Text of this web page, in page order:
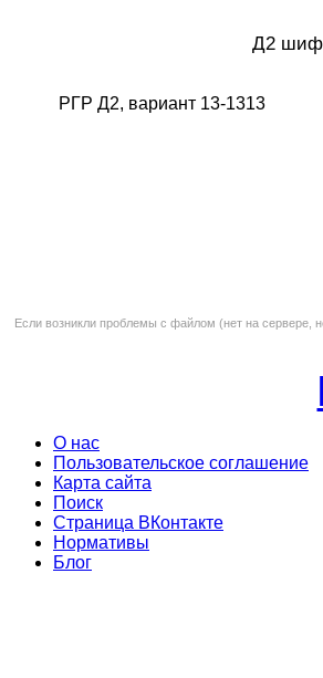
Д2
РГР Д2, вариант 13-1313
Если возникли проблемы с файлом (нет на сервере,
О нас
Пользовательское соглашение
Карта сайта
Поиск
Страница ВКонтакте
Нормативы
Блог